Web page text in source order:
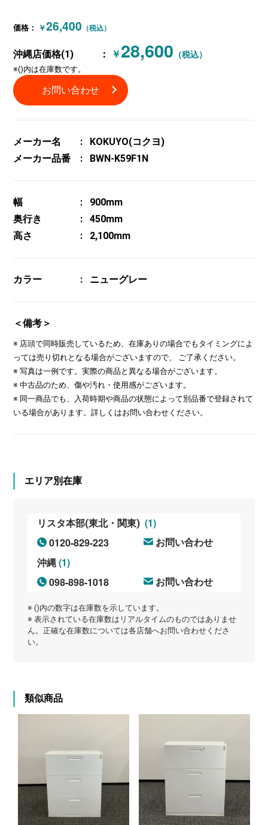
価格： ￥26,400 （税込）
沖縄店価格(1) ： ￥28,600 （税込）
※()内は在庫数です。
お問い合わせ
メーカー名
KOKUYO(コクヨ)
メーカー品番
BWN-K59F1N
幅
900mm
奥行き
450mm
高さ
2,100mm
カラー ニューグレー
＜備考＞
※ 店頭で同時販売しているため、在庫ありの場合でもタイミングによ
っては売り切れとなる場合がございますので、 ご了承ください。
※ 写真は一例です。実際の商品と異なる場合がございます。
※ 中古品のため、傷や汚れ・使用感がございます。
※ 同一商品でも、入荷時期や商品の状態によって別品番で登録されて
いる場合があります。詳しくはお問い合わせください。
エリア別在庫
リスタ本部(東北・関東) (1)
0120-829-223
お問い合わせ
沖縄(1)
098-898-1018
お問い合わせ
※ ()内の数字は在庫数を示しています。
※ 表示されている在庫数はリアルタイムのものではありませ
ん。正確な在庫数については各店舗へお問い合わせくださ
い。
類似商品